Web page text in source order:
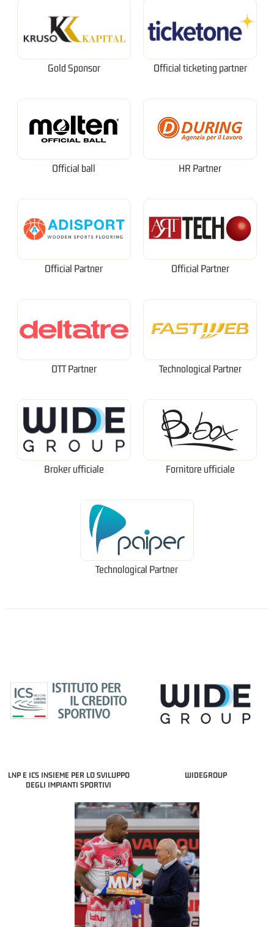
Gold Sponsor Official ticketing partner
Official ball HR Partner
Official Partner Official Partner
OTT Partner Technological Partner
Broker ufficiale Fornitore ufficiale
Technological Partner
LNP E ICS INSIEME PER LO SVILUPPO
DEGLI IMPIANTI SPORTIVI
WIDEGROUP